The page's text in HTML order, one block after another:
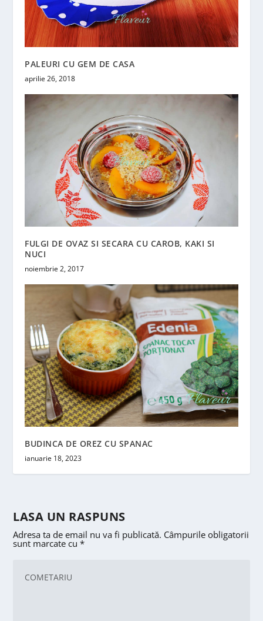
PALEURI CU GEM DE CASA
aprilie 26, 2018
FULGI DE OVAZ SI SECARA CU CAROB, KAKI SI
NUCI
noiembrie 2, 2017
BUDINCA DE OREZ CU SPANAC
ianuarie 18, 2023
LASA UN RASPUNS
Adresa ta de email nu va fi publicată. Câmpurile obligatorii
sunt marcate cu*